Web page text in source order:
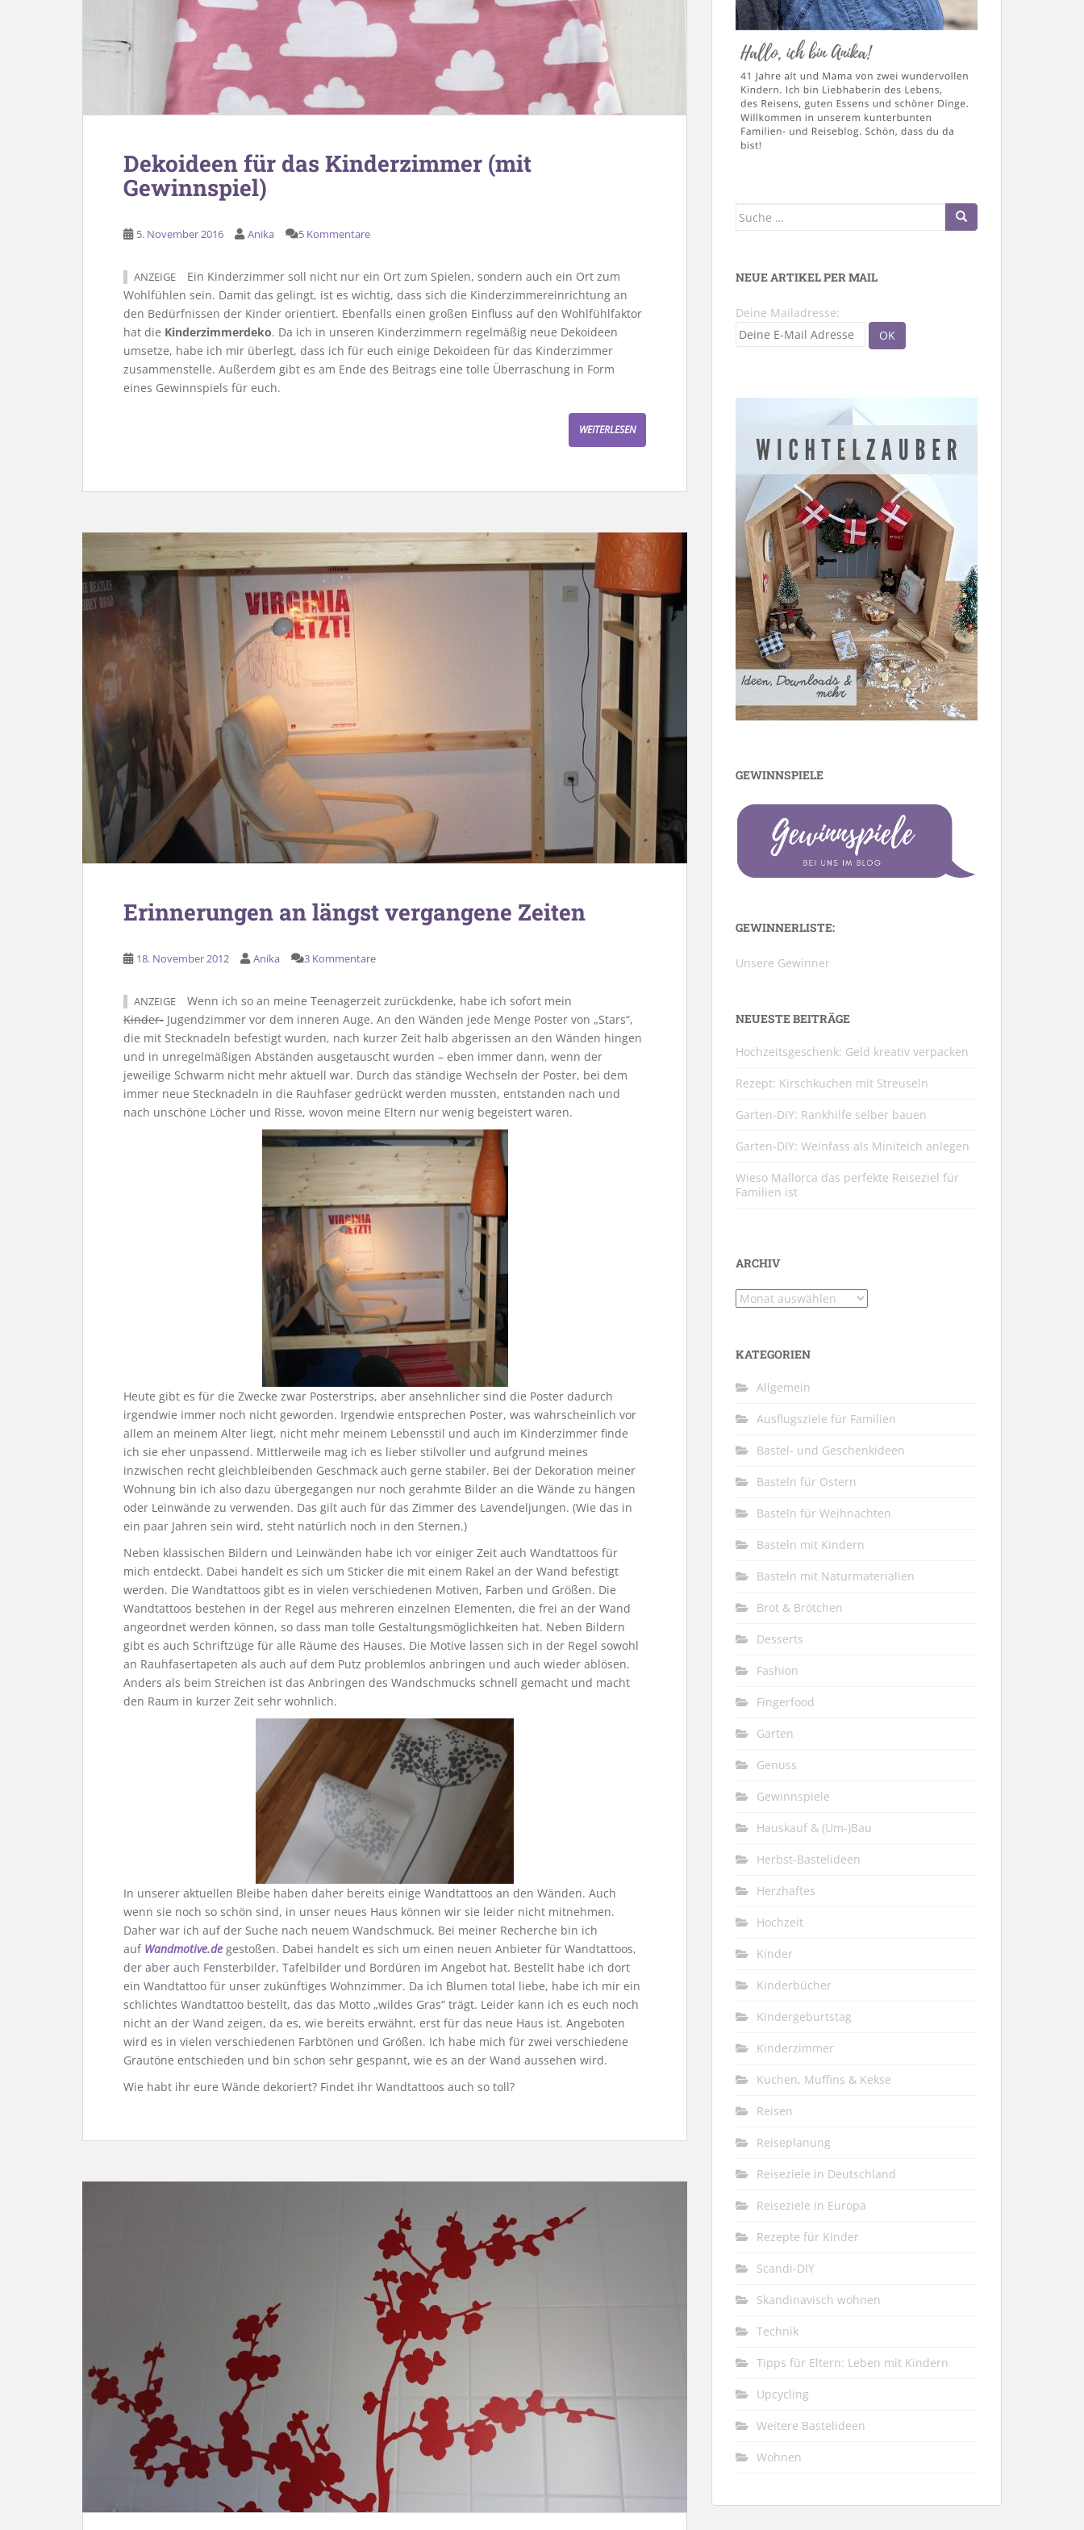
Dekoideen für das Kinderzimmer (mit
Gewinnspiel)
5. November 2016 Anika 5 Kommentare
ANZEIGE
Ein Kinderzimmer soll nicht nur ein Ort zum Spielen, sondern auch ein Ort zum
Wohlfühlen sein. Damit das gelingt, ist es wichtig, dass sich die Kinderzimmereinrichtung an
den Bedürfnissen der Kinder orientiert. Ebenfalls einen großen Einfluss auf den Wohlfühlfaktor
hat die Kinderzimmerdeko. Da ich in unseren Kinderzimmern regelmäßig neue Dekoideen
umsetze, habe ich mir überlegt, dass ich für euch einige Dekoideen für das Kinderzimmer
zusammenstelle. Außerdem gibt es am Ende des Beitrags eine tolle Überraschung in Form
eines Gewinnspiels für euch.
WEITERLESEN
Erinnerungen an längst vergangene Zeiten
18. November 2012 Anika 3 Kommentare
ANZEIGE
Wenn ich so an meine Teenagerzeit zurückdenke, habe ich sofort mein
Kinder- Jugendzimmer vor dem inneren Auge. An den Wänden jede Menge Poster von „Stars“,
die mit Stecknadeln befestigt wurden, nach kurzer Zeit halb abgerissen an den Wänden hingen
und in unregelmäßigen Abständen ausgetauscht wurden – eben immer dann, wenn der
jeweilige Schwarm nicht mehr aktuell war. Durch das ständige Wechseln der Poster, bei dem
immer neue Stecknadeln in die Rauhfaser gedrückt werden mussten, entstanden nach und
nach unschöne Löcher und Risse, wovon meine Eltern nur wenig begeistert waren.
Heute gibt es für die Zwecke zwar Posterstrips, aber ansehnlicher sind die Poster dadurch
irgendwie immer noch nicht geworden. Irgendwie entsprechen Poster, was wahrscheinlich vor
allem an meinem Alter liegt, nicht mehr meinem Lebensstil und auch im Kinderzimmer finde
ich sie eher unpassend. Mittlerweile mag ich es lieber stilvoller und aufgrund meines
inzwischen recht gleichbleibenden Geschmack auch gerne stabiler. Bei der Dekoration meiner
Wohnung bin ich also dazu übergegangen nur noch gerahmte Bilder an die Wände zu hängen
oder Leinwände zu verwenden. Das gilt auch für das Zimmer des Lavendeljungen. (Wie das in
ein paar Jahren sein wird, steht natürlich noch in den Sternen.)
Neben klassischen Bildern und Leinwänden habe ich vor einiger Zeit auch Wandtattoos für
mich entdeckt. Dabei handelt es sich um Sticker die mit einem Rakel an der Wand befestigt
werden. Die Wandtattoos gibt es in vielen verschiedenen Motiven, Farben und Größen. Die
Wandtattoos bestehen in der Regel aus mehreren einzelnen Elementen, die frei an der Wand
angeordnet werden können, so dass man tolle Gestaltungsmöglichkeiten hat. Neben Bildern
gibt es auch Schriftzüge für alle Räume des Hauses. Die Motive lassen sich in der Regel sowohl
an Rauhfasertapeten als auch auf dem Putz problemlos anbringen und auch wieder ablösen.
Anders als beim Streichen ist das Anbringen des Wandschmucks schnell gemacht und macht
den Raum in kurzer Zeit sehr wohnlich.
In unserer aktuellen Bleibe haben daher bereits einige Wandtattoos an den Wänden. Auch
wenn sie noch so schön sind, in unser neues Haus können wir sie leider nicht mitnehmen.
Daher war ich auf der Suche nach neuem Wandschmuck. Bei meiner Recherche bin ich
auf Wandmotive.de gestoßen. Dabei handelt es sich um einen neuen Anbieter für Wandtattoos,
der aber auch Fensterbilder, Tafelbilder und Bordüren im Angebot hat. Bestellt habe ich dort
ein Wandtattoo für unser zukünftiges Wohnzimmer. Da ich Blumen total liebe, habe ich mir ein
schlichtes Wandtattoo bestellt, das das Motto „wildes Gras“ trägt. Leider kann ich es euch noch
nicht an der Wand zeigen, da es, wie bereits erwähnt, erst für das neue Haus ist. Angeboten
wird es in vielen verschiedenen Farbtönen und Größen. Ich habe mich für zwei verschiedene
Grautöne entschieden und bin schon sehr gespannt, wie es an der Wand aussehen wird.
Wie habt ihr eure Wände dekoriert? Findet ihr Wandtattoos auch so toll?
Suche
NEUE ARTIKEL PER MAIL
Deine Mailadresse:
GEWINNSPIELE
GEWINNERLISTE:
Unsere Gewinner
NEUESTE BEITRÄGE
Hochzeitsgeschenk: Geld kreativ verpacken
Rezept: Kirschkuchen mit Streuseln
Garten-DIY: Rankhilfe selber bauen
Garten-DIY: Weinfass als Miniteich anlegen
Wieso Mallorca das perfekte Reiseziel für
Familien ist
ARCHIV
Archiv
KATEGORIEN
Allgemein
Ausflugsziele für Familien
Bastel- und Geschenkideen
Basteln für Ostern
Basteln für Weihnachten
Basteln mit Kindern
Basteln mit Naturmaterialien
Brot & Brötchen
Desserts
Fashion
Fingerfood
Garten
Genuss
Gewinnspiele
Hauskauf & (Um-)Bau
Herbst-Bastelideen
Herzhaftes
Hochzeit
Kinder
Kinderbücher
Kindergeburtstag
Kinderzimmer
Kuchen, Muffins & Kekse
Reisen
Reiseplanung
Reiseziele in Deutschland
Reiseziele in Europa
Rezepte für Kinder
Scandi-DIY
Skandinavisch wohnen
Technik
Tipps für Eltern: Leben mit Kindern
Upcycling
Weitere Bastelideen
Wohnen